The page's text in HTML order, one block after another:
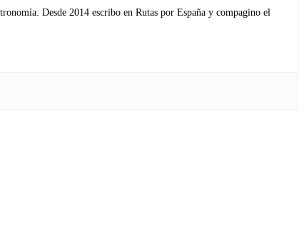
Desde 2014 escribo en Rutas por España y compagino el